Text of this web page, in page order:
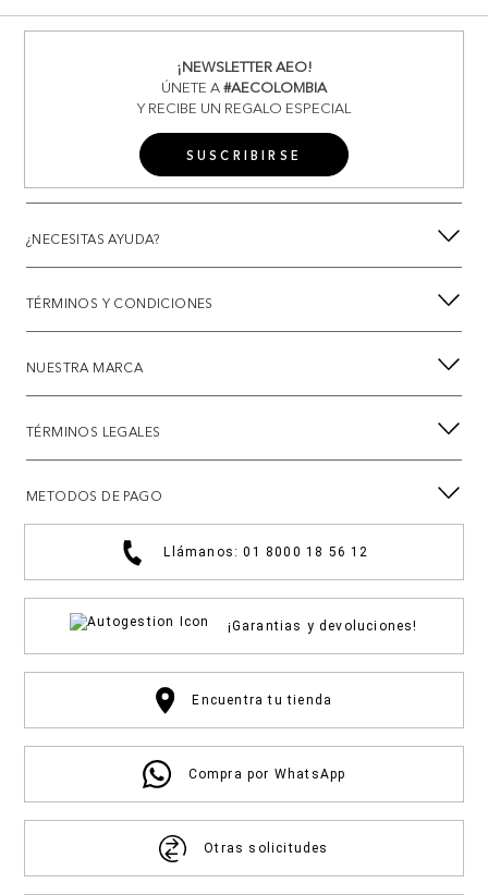
¡NEWSLETTER AEO!
ÚNETE A#AECOLOMBIA
Y RECIBE UN REGALO ESPECIAL
SUSCRIBIRSE
¿NECESITAS AYUDA?
TÉRMINOS Y CONDICIONES
NUESTRA MARCA
TÉRMINOS LEGALES
METODOS DE PAGO
Llámanos: 01 8000 18 56 12
¡Garantias y devoluciones!
Encuentra tu tienda
Compra por WhatsApp
Otras solicitudes